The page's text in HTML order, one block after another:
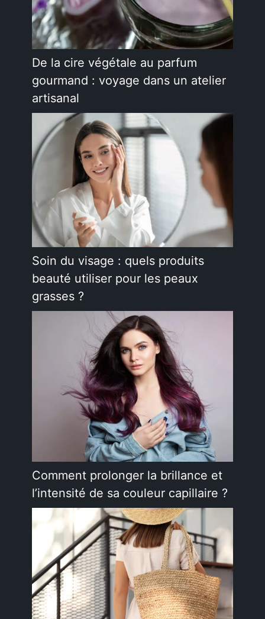
De la cire végétale au parfum
gourmand : voyage dans un atelier
artisanal
Soin du visage : quels produits
beauté utiliser pour les peaux
grasses ?
Comment prolonger la brillance et
l’intensité de sa couleur capillaire ?